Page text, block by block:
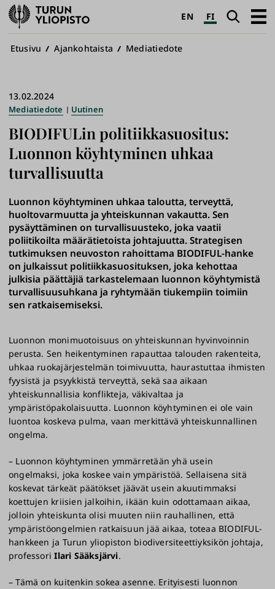
Turun
yliopisto
EN FI Haku
Avaa
Murupolku
Etusivu Ajankohtaista Mediatiedote
BIODIFULin politiikkasuositus:
Luonnon köyhtyminen uhkaa
turvallisuutta
13.02.2024
Mediatiedote Uutinen
Luonnon köyhtyminen uhkaa taloutta, terveyttä,
huoltovarmuutta ja yhteiskunnan vakautta. Sen
pysäyttäminen on turvallisuusteko, joka vaatii
poliitikoilta määrätietoista johtajuutta. Strategisen
tutkimuksen neuvoston rahoittama BIODIFUL-hanke
on julkaissut politiikkasuosituksen, joka kehottaa
julkisia päättäjiä tarkastelemaan luonnon köyhtymistä
turvallisuusuhkana ja ryhtymään tiukempiin toimiin
sen ratkaisemiseksi.
Luonnon monimuotoisuus on yhteiskunnan hyvinvoinnin
perusta. Sen heikentyminen rapauttaa talouden rakenteita,
uhkaa ruokajärjestelmän toimivuutta, haurastuttaa ihmisten
fyysistä ja psyykkistä terveyttä, sekä saa aikaan
yhteiskunnallisia konflikteja, väkivaltaa ja
ympäristöpakolaisuutta. Luonnon köyhtyminen ei ole vain
luontoa koskeva pulma, vaan merkittävä yhteiskunnallinen
ongelma.
– Luonnon köyhtyminen ymmärretään yhä usein
ongelmaksi, joka koskee vain ympäristöä. Sellaisena sitä
koskevat tärkeät päätökset jäävät usein akuutimmaksi
koettujen kriisien jalkoihin, ikään kuin odottamaan aikaa,
jolloin yhteiskunta olisi muuten niin rauhallinen, että
ympäristöongelmien ratkaisuun jää aikaa, toteaa BIODIFUL-
hankkeen ja Turun yliopiston biodiversiteettiyksikön johtaja,
professoriIlari Sääksjärvi.
– Tämä on kuitenkin sokea asenne. Erityisesti luonnon